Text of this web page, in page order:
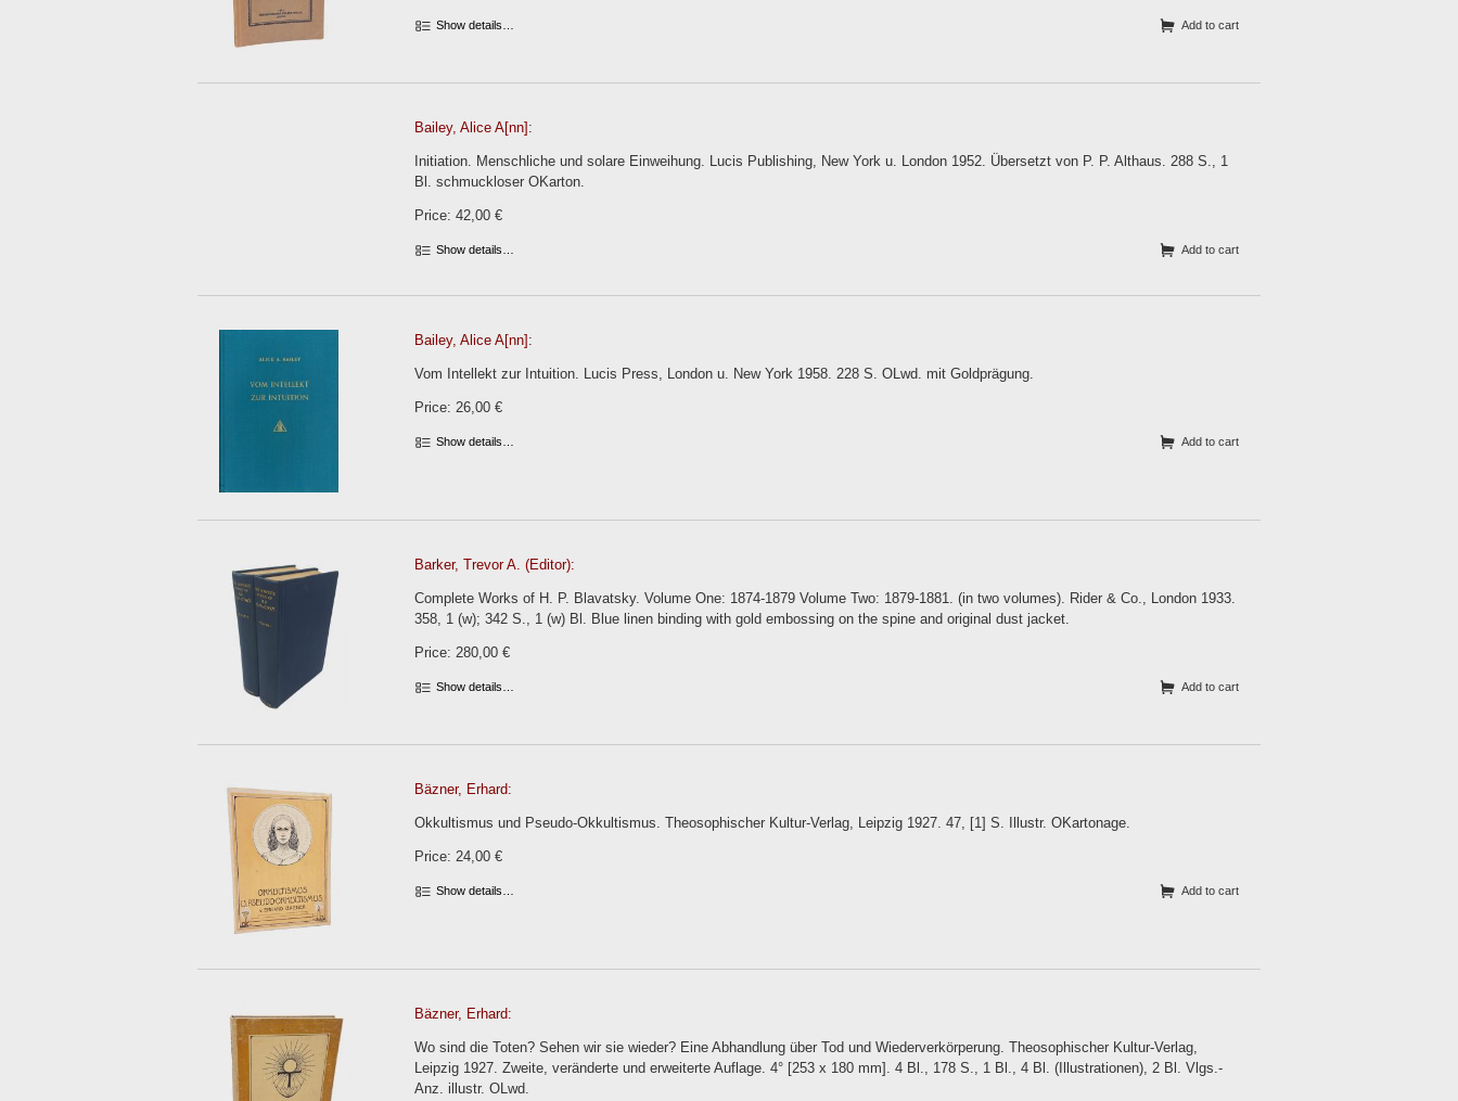
Show details… Add to cart
Bailey, Alice A[nn]:
Initiation. Menschliche und solare Einweihung. Lucis Publishing, New York u. London 1952. Übersetzt von P. P. Althaus. 288 S., 1
Bl. schmuckloser OKarton.
Price: 42,00 €
Show details… Add to cart
Bailey, Alice A[nn]:
Vom Intellekt zur Intuition. Lucis Press, London u. New York 1958. 228 S. OLwd. mit Goldprägung.
Price: 26,00 €
Show details… Add to cart
Barker, Trevor A. (Editor):
Complete Works of H. P. Blavatsky. Volume One: 1874-1879 Volume Two: 1879-1881. (in two volumes). Rider & Co., London 1933.
358, 1 (w); 342 S., 1 (w) Bl. Blue linen binding with gold embossing on the spine and original dust jacket.
Price: 280,00 €
Show details… Add to cart
Bäzner, Erhard:
Okkultismus und Pseudo-Okkultismus. Theosophischer Kultur-Verlag, Leipzig 1927. 47, [1] S. Illustr. OKartonage.
Price: 24,00 €
Show details… Add to cart
Bäzner, Erhard:
Wo sind die Toten? Sehen wir sie wieder? Eine Abhandlung über Tod und Wiederverkörperung. Theosophischer Kultur-Verlag,
Leipzig 1927. Zweite, veränderte und erweiterte Auflage. 4° [253 x 180 mm]. 4 Bl., 178 S., 1 Bl., 4 Bl. (Illustrationen), 2 Bl. Vlgs.-
Anz. illustr. OLwd.